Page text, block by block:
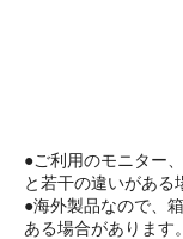
●ご利用のモニター
と若干の違いがある
●海外製品なので、
ある場合があります